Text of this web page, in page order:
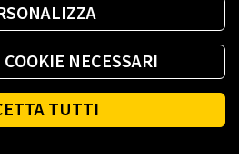
NECESSARI
TUTTI